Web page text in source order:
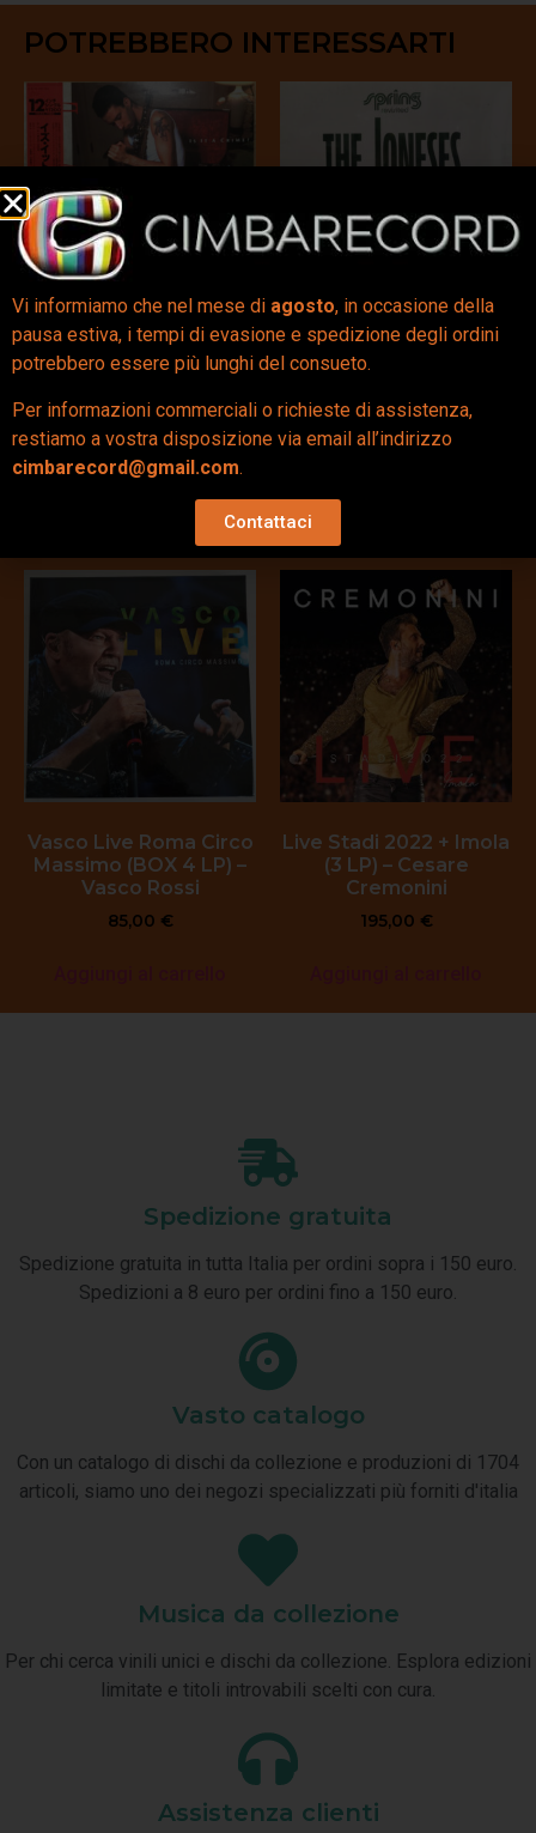
POTREBBERO INTERESSARTI
Is It A Crime? (12″
JAPAN) – Sade
55,00€
Aggiungi al carrello
Love Contest / I Wanna
Get Over (12″) – The
Joneses / Street
People
Aggiungi al carrello
Vasco Live Roma Circo
Massimo (BOX 4 LP) –
Vasco Rossi
85,00 €
Live Stadi 2022 + Imola
(3 LP) – Cesare
Cremonini
195,00 €
Spedizione gratuita
Spedizione gratuita in tutta Italia per ordini sopra i 150 euro.
Spedizioni a 8 euro per ordini fino a 150 euro.
Vasto catalogo
Con un catalogo di dischi da collezione e produzioni di 1704
articoli, siamo uno dei negozi specializzati più forniti d'italia
Musica da collezione
Per chi cerca vinili unici e dischi da collezione. Esplora edizioni
limitate e titoli introvabili scelti con cura.
Assistenza clienti
Vi informiamo che nel mese di agosto, in occasione della
pausa estiva, i tempi di evasione e spedizione degli ordini
potrebbero essere più lunghi del consueto.
Per informazioni commerciali o richieste di assistenza,
restiamo a vostra disposizione via email all’indirizzo
cimbarecord@gmail.com.
Contattaci